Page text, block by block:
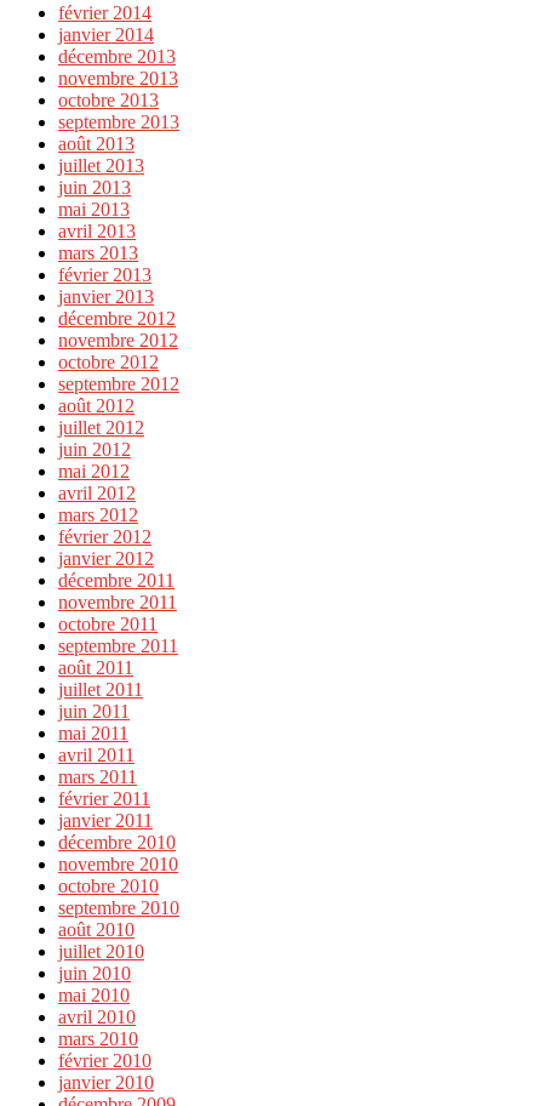
février 2014
janvier 2014
décembre 2013
novembre 2013
octobre 2013
septembre 2013
août 2013
juillet 2013
juin 2013
mai 2013
avril 2013
mars 2013
février 2013
janvier 2013
décembre 2012
novembre 2012
octobre 2012
septembre 2012
août 2012
juillet 2012
juin 2012
mai 2012
avril 2012
mars 2012
février 2012
janvier 2012
décembre 2011
novembre 2011
octobre 2011
septembre 2011
août 2011
juillet 2011
juin 2011
mai 2011
avril 2011
mars 2011
février 2011
janvier 2011
décembre 2010
novembre 2010
octobre 2010
septembre 2010
août 2010
juillet 2010
juin 2010
mai 2010
avril 2010
mars 2010
février 2010
janvier 2010